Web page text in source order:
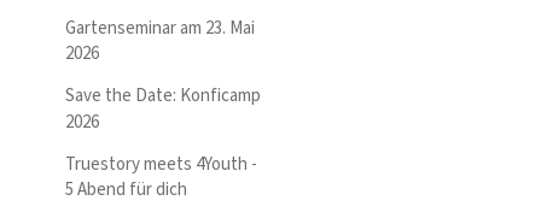
Gartenseminar am 23. Mai
2026
Save the Date: Konficamp
2026
Truestory meets 4Youth -
5 Abend für dich